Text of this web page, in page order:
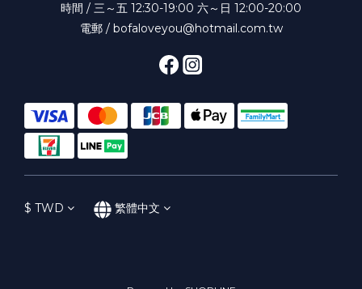
時間 / 三～五 12:30-19:00 六～日 12:00-20:00
電郵 / bofaloveyou@hotmail.com.tw
$ TWD 繁體中文